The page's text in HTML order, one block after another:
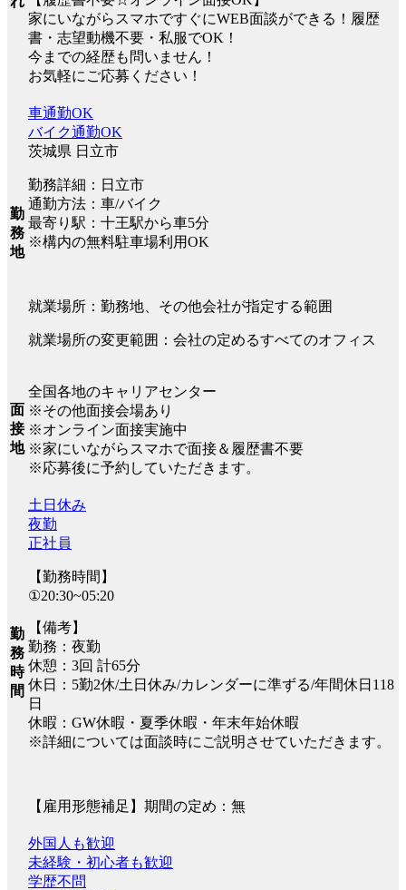
家にいながらスマホですぐにWEB面談ができる！履歴
書・志望動機不要・私服でOK！
今までの経歴も問いません！
お気軽にご応募ください！
勤
務
地
車通勤OK
バイク通勤OK
茨城県 日立市
勤務詳細：日立市
通勤方法：車/バイク
最寄り駅：十王駅から車5分
※構内の無料駐車場利用OK
就業場所：勤務地、その他会社が指定する範囲
就業場所の変更範囲：会社の定めるすべてのオフィス
面
接
地
全国各地のキャリアセンター
※その他面接会場あり
※オンライン面接実施中
※家にいながらスマホで面接＆履歴書不要
※応募後に予約していただきます。
勤
務
時
間
土日休み
夜勤
正社員
【勤務時間】
①20:30~05:20
【備考】
勤務：夜勤
休憩：3回 計65分
休日：5勤2休/土日休み/カレンダーに準ずる/年間休日118
日
休暇：GW休暇・夏季休暇・年末年始休暇
※詳細については面談時にご説明させていただきます。
【雇用形態補足】期間の定め：無
外国人も歓迎
未経験・初心者も歓迎
学歴不問